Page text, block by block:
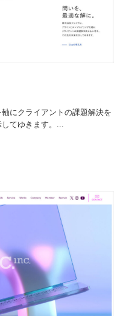
にクライアントの課題解決を
てゆきます。...